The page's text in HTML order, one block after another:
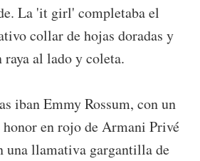
La 'it girl' completaba el
collar de hojas doradas y
al lado y coleta.
iban Emmy Rossum, con un
honor en rojo de Armani Privé
una llamativa gargantilla de